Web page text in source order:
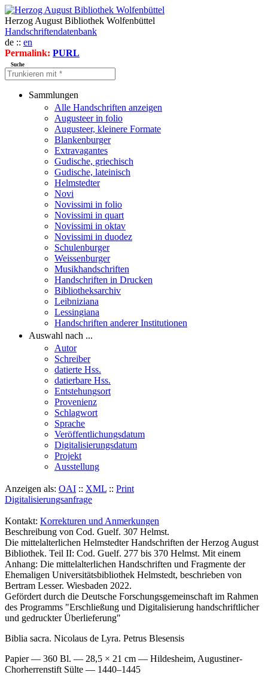
Herzog August Bibliothek Wolfenbüttel
Handschriftendatenbank
de :: en
Permalink: PURL
Suche
Sammlungen
Alle Handschriften anzeigen
Augusteer in folio
Augusteer, kleinere Formate
Blankenburger
Extravagantes
Gudische, griechisch
Gudische, lateinisch
Helmstedter
Novi
Novissimi in folio
Novissimi in quart
Novissimi in oktav
Novissimi in duodez
Schulenburger
Weissenburger
Musikhandschriften
Handschriften in Drucken
Bibliotheksarchiv
Leibniziana
Lessingiana
Handschriften anderer Institutionen
Auswahl nach ...
Autor
Schreiber
datierte Hss.
datierbare Hss.
Entstehungsort
Provenienz
Schlagwort
Sprache
Veröffentlichungsdatum
Digitalisierungsdatum
Projekt
Ausstellung
Anzeigen als: OAI :: XML :: Print
Digitalisierungsanfrage
Kontakt: Korrekturen und Anmerkungen
Beschreibung von Cod. Guelf. 307 Helmst.
Die mittelalterlichen Helmstedter Handschriften der Herzog August
Bibliothek. Teil II: Cod. Guelf. 277 bis 370 Helmst. Mit einem
Anhang: Die mittelalterlichen Handschriften und Fragmente der
Ehemaligen Universitätsbibliothek Helmstedt, beschrieben von
Bertram Lesser. Wiesbaden 2022.
Gefördert durch die Deutsche Forschungsgemeinschaft im Rahmen
des Programms "Erschließung und Digitalisierung handschriftlicher
und gedruckter Überlieferung"
Biblia sacra. Nicolaus de Lyra. Petrus Blesensis
Papier — 360 Bl. — 28,5 × 21 cm — Hildesheim, Augustiner-
Chorherrenstift Sülte — 1440–1445